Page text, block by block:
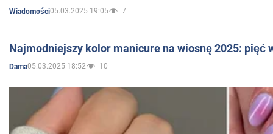
Wiadomości05.03.2025 19:05 7
Najmodniejszy kolor manicure na wiosnę 2025: pięć
Dama05.03.2025 18:52 10